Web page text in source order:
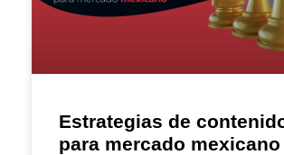
Estrategias de
para mercado mexicano